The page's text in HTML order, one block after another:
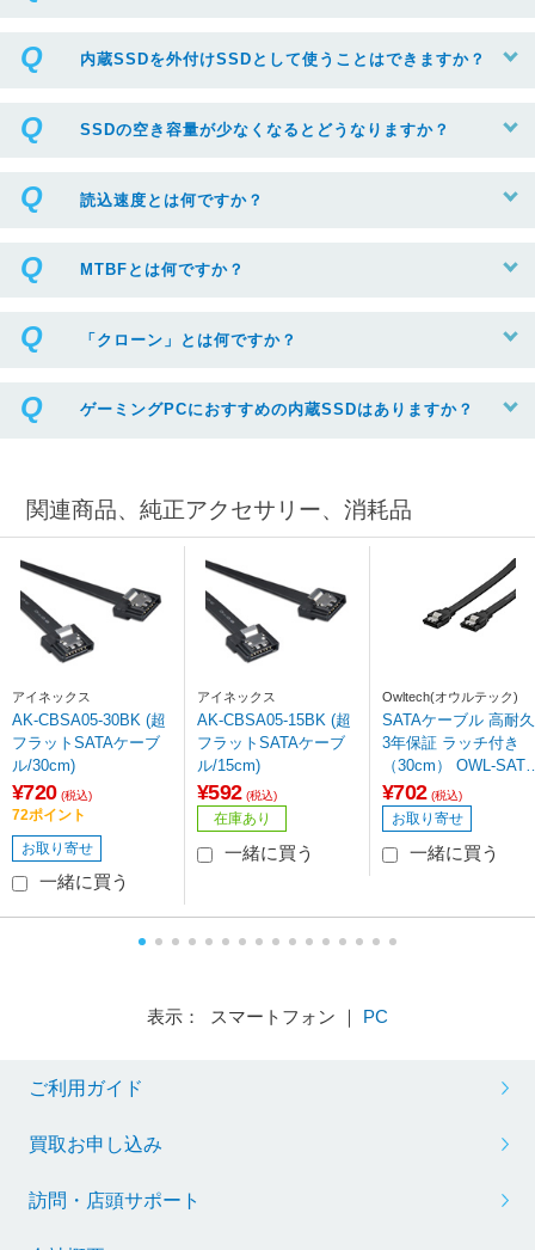
内蔵SSDを外付けSSDとして使うことはできますか？
SSDの空き容量が少なくなるとどうなりますか？
読込速度とは何ですか？
MTBFとは何ですか？
「クローン」とは何ですか？
ゲーミングPCにおすすめの内蔵SSDはありますか？
関連商品、純正アクセサリー、消耗品
アイネックス
AK-CBSA05-30BK (超
フラットSATAケーブ
ル/30cm)
¥720 (税込)
72ポイント
お取り寄せ
一緒に買う
アイネックス
AK-CBSA05-15BK (超
フラットSATAケーブ
ル/15cm)
¥592 (税込)
在庫あり
一緒に買う
Owltech(オウルテック)
SATAケーブル 高耐久
3年保証 ラッチ付き
（30cm） OWL-SATA
3SS30-BK ブラック
¥702 (税込)
お取り寄せ
一緒に買う
表示： スマートフォン ｜ PC
ご利用ガイド
買取お申し込み
訪問・店頭サポート